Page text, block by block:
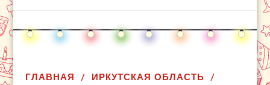
ГЛАВНАЯ
ИРКУТСКАЯ ОБЛАСТЬ